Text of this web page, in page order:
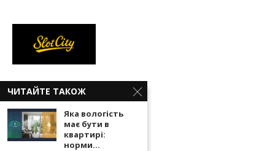
УСлотс Сіті казино
доступні ігрові
автомати, живі
дилери та офіційні
ЧИТАЙТЕ ТАКОЖ
Яка вологість
має бути в
квартирі:
норми...